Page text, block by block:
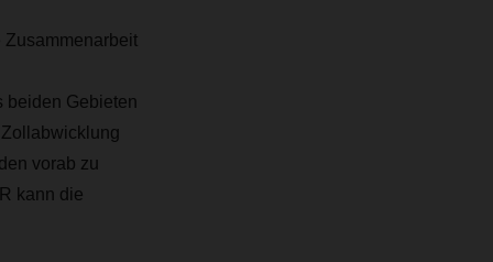
beiden Gebieten
vorab zu
kann die